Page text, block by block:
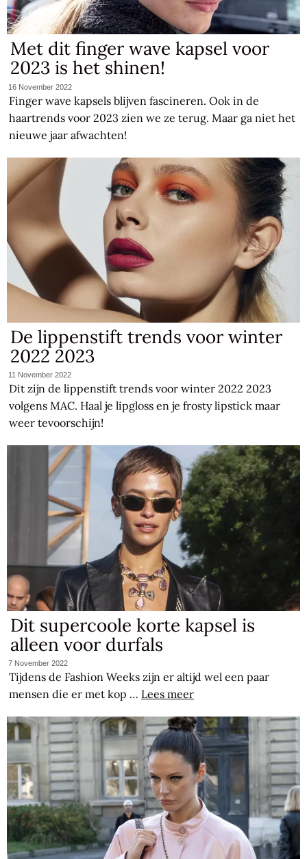
Met dit finger wave kapsel voor
2023 is het shinen!
16 November 2022
Finger wave kapsels blijven fascineren. Ook in de
haartrends voor 2023 zien we ze terug. Maar ga niet het
nieuwe jaar afwachten!
De lippenstift trends voor winter
2022 2023
11 November 2022
Dit zijn de lippenstift trends voor winter 2022 2023
volgens MAC. Haal je lipgloss en je frosty lipstick maar
weer tevoorschijn!
Dit supercoole korte kapsel is
alleen voor durfals
7 November 2022
Tijdens de Fashion Weeks zijn er altijd wel een paar
mensen die er met kop … Lees meer